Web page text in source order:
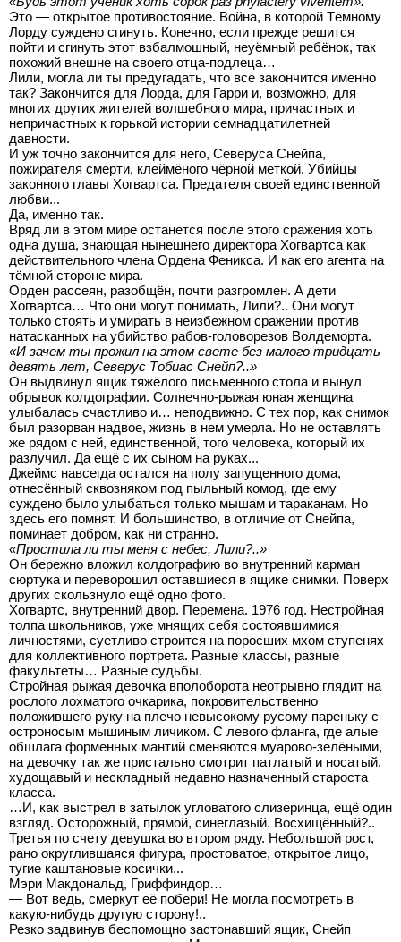
Это — открытое противостояние. Война, в которой Тёмному
Лорду суждено сгинуть. Конечно, если прежде решится
пойти и сгинуть этот взбалмошный, неуёмный ребёнок, так
похожий внешне на своего отца-подлеца…
Лили, могла ли ты предугадать, что все закончится именно
так? Закончится для Лорда, для Гарри и, возможно, для
многих других жителей волшебного мира, причастных и
непричастных к горькой истории семнадцатилетней
давности.
И уж точно закончится для него, Северуса Снейпа,
пожирателя смерти, клеймёного чёрной меткой. Убийцы
законного главы Хогвартса. Предателя своей единственной
любви...
Да, именно так.
Вряд ли в этом мире останется после этого сражения хоть
одна душа, знающая нынешнего директора Хогвартса как
действительного члена Ордена Феникса. И как его агента на
тёмной стороне мира.
Орден рассеян, разобщён, почти разгромлен. А дети
Хогвартса… Что они могут понимать, Лили?.. Они могут
только стоять и умирать в неизбежном сражении против
натасканных на убийство рабов-головорезов Волдеморта.
«И зачем ты прожил на этом свете без малого тридцать
девять лет, Северус Тобиас Снейп?..»
Он выдвинул ящик тяжёлого письменного стола и вынул
обрывок колдографии. Солнечно-рыжая юная женщина
улыбалась счастливо и… неподвижно. С тех пор, как снимок
был разорван надвое, жизнь в нем умерла. Но не оставлять
же рядом с ней, единственной, того человека, который их
разлучил. Да ещё с их сыном на руках...
Джеймс навсегда остался на полу запущенного дома,
отнесённый сквозняком под пыльный комод, где ему
суждено было улыбаться только мышам и тараканам. Но
здесь его помнят. И большинство, в отличие от Снейпа,
поминает добром, как ни странно.
«Простила ли ты меня с небес, Лили?..»
Он бережно вложил колдографию во внутренний карман
сюртука и переворошил оставшиеся в ящике снимки. Поверх
других скользнуло ещё одно фото.
Хогвартс, внутренний двор. Перемена. 1976 год. Нестройная
толпа школьников, уже мнящих себя состоявшимися
личностями, суетливо строится на поросших мхом ступенях
для коллективного портрета. Разные классы, разные
факультеты… Разные судьбы.
Стройная рыжая девочка вполоборота неотрывно глядит на
рослого лохматого очкарика, покровительственно
положившего руку на плечо невысокому русому пареньку с
остроносым мышиным личиком. С левого фланга, где алые
обшлага форменных мантий сменяются муарово-зелёными,
на девочку так же пристально смотрит патлатый и носатый,
худощавый и нескладный недавно назначенный староста
класса.
…И, как выстрел в затылок угловатого слизеринца, ещё один
взгляд. Осторожный, прямой, синеглазый. Восхищённый?..
Третья по счету девушка во втором ряду. Небольшой рост,
рано округлившаяся фигура, простоватое, открытое лицо,
тугие каштановые косички...
Мэри Макдональд, Гриффиндор…
— Вот ведь, смеркут её побери! Не могла посмотреть в
какую-нибудь другую сторону!..
Резко задвинув беспомощно застонавший ящик, Снейп